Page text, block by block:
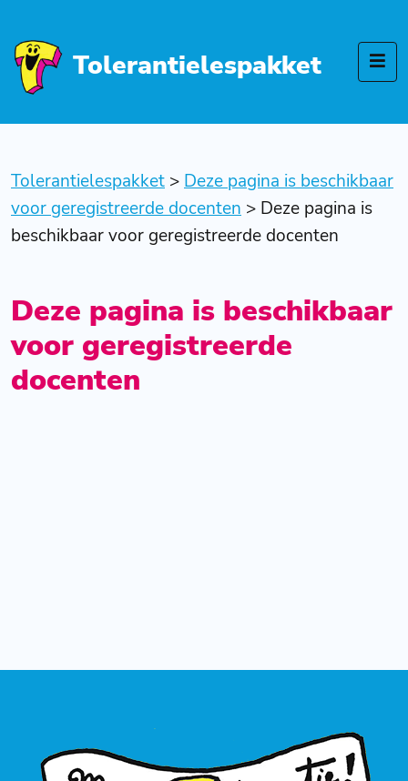
Tolerantielespakket
Tolerantielespakket > Deze pagina is beschikbaar
voor geregistreerde docenten > Deze pagina is
beschikbaar voor geregistreerde docenten
Deze pagina is beschikbaar
voor geregistreerde
docenten